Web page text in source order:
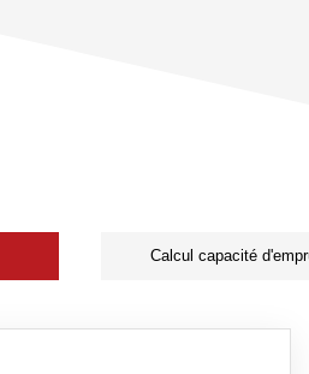
Calcul capacité